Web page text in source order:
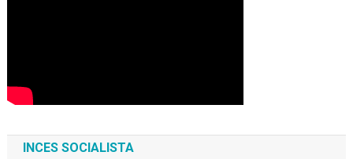
INCES SOCIALISTA